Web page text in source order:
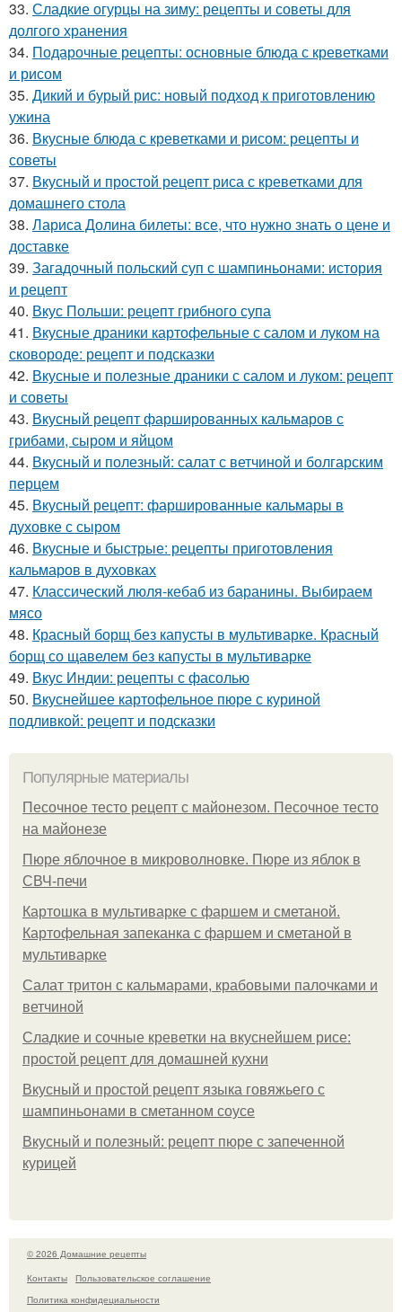
33. Сладкие огурцы на зиму: рецепты и советы для
долгого хранения
34. Подарочные рецепты: основные блюда с креветками
и рисом
35. Дикий и бурый рис: новый подход к приготовлению
ужина
36. Вкусные блюда с креветками и рисом: рецепты и
советы
37. Вкусный и простой рецепт риса с креветками для
домашнего стола
38. Лариса Долина билеты: все, что нужно знать о цене и
доставке
39. Загадочный польский суп с шампиньонами: история
и рецепт
40. Вкус Польши: рецепт грибного супа
41. Вкусные драники картофельные с салом и луком на
сковороде: рецепт и подсказки
42. Вкусные и полезные драники с салом и луком: рецепт
и советы
43. Вкусный рецепт фаршированных кальмаров с
грибами, сыром и яйцом
44. Вкусный и полезный: салат с ветчиной и болгарским
перцем
45. Вкусный рецепт: фаршированные кальмары в
духовке с сыром
46. Вкусные и быстрые: рецепты приготовления
кальмаров в духовках
47. Классический люля-кебаб из баранины. Выбираем
мясо
48. Красный борщ без капусты в мультиварке. Красный
борщ со щавелем без капусты в мультиварке
49. Вкус Индии: рецепты с фасолью
50. Вкуснейшее картофельное пюре с куриной
подливкой: рецепт и подсказки
Популярные материалы
Песочное тесто рецепт с майонезом. Песочное тесто
на майонезе
Пюре яблочное в микроволновке. Пюре из яблок в
СВЧ-печи
Картошка в мультиварке с фаршем и сметаной.
Картофельная запеканка с фаршем и сметаной в
мультиварке
Салат тритон с кальмарами, крабовыми палочками и
ветчиной
Сладкие и сочные креветки на вкуснейшем рисе:
простой рецепт для домашней кухни
Вкусный и простой рецепт языка говяжьего с
шампиньонами в сметанном соусе
Вкусный и полезный: рецепт пюре с запеченной
курицей
© 2026 Домашние рецепты
Контакты
Пользовательское соглашение
Политика конфидециальности